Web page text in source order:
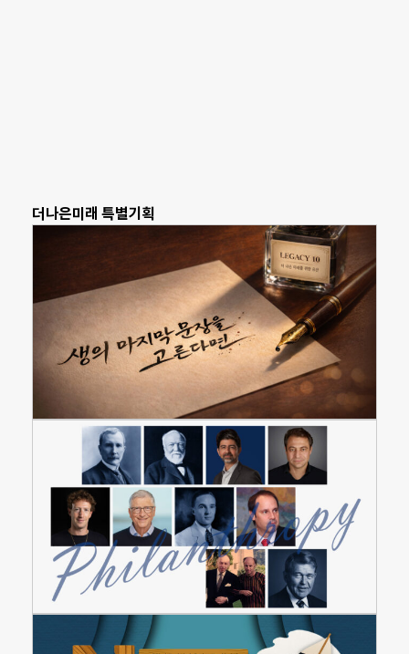
더나은미래 특별기획